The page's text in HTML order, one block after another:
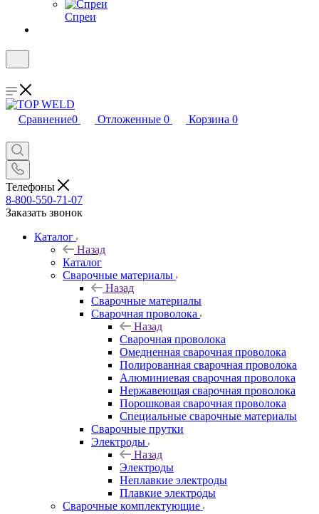
Спреи
Сравнение0 Отложенные 0 Корзина 0
Телефоны
8-800-550-71-07
Заказать звонок
Каталог
Назад
Каталог
Сварочные материалы
Назад
Сварочные материалы
Сварочная проволока
Назад
Сварочная проволока
Омедненная сварочная проволока
Полированная сварочная проволока
Алюминиевая сварочная проволока
Нержавеющая сварочная проволока
Порошковая сварочная проволока
Специальные сварочные материалы
Сварочные прутки
Электроды
Назад
Электроды
Неплавкие электроды
Плавкие электроды
Сварочные комплектующие